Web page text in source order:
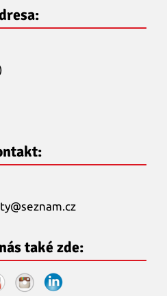
seznam.cz
také zde: